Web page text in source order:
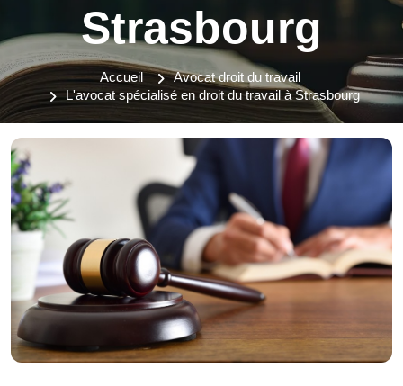
Strasbourg
Accueil
Avocat droit du travail
L'avocat spécialisé en droit du travail à Strasbourg